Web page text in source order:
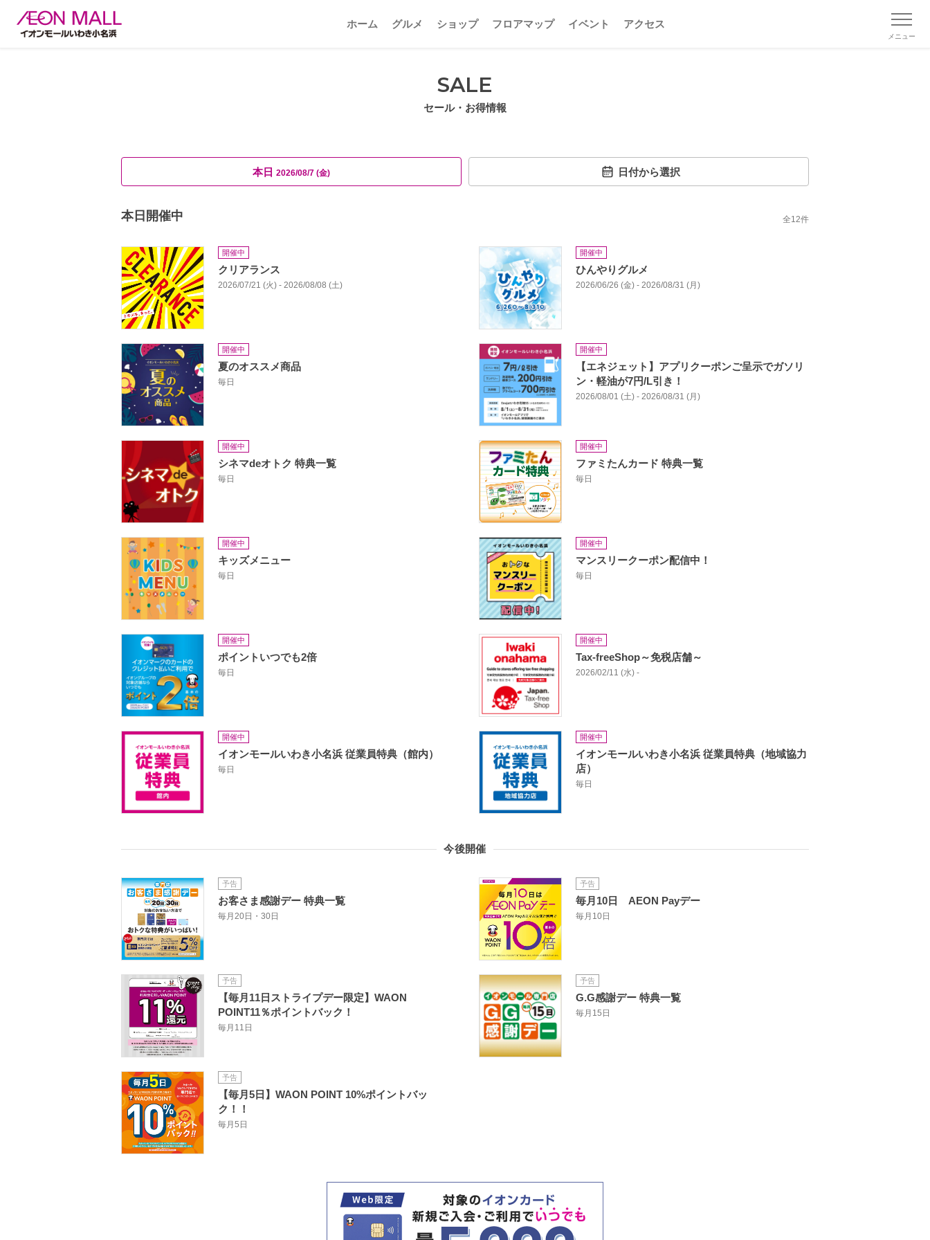
ホーム グルメ ショップ フロアマップ イベント アクセス
メニュー
SALE
セール・お得情報
本日 2026/08/7 (金) 日付から選択
本日開催中 全12件
開催中
クリアランス
2026/07/21 (火) - 2026/08/08 (土)
開催中
ひんやりグルメ
2026/06/26 (金) - 2026/08/31 (月)
開催中
夏のオススメ商品
毎日
開催中
【エネジェット】アプリクーポンご呈示でガソリ
ン・軽油が7円/L引き！
2026/08/01 (土) - 2026/08/31 (月)
開催中
シネマdeオトク 特典一覧
毎日
開催中
ファミたんカード 特典一覧
毎日
開催中
キッズメニュー
毎日
開催中
マンスリークーポン配信中！
毎日
開催中
ポイントいつでも2倍
毎日
開催中
Tax-freeShop～免税店舗～
2026/02/11 (水) -
開催中
イオンモールいわき小名浜 従業員特典（館内）
毎日
開催中
イオンモールいわき小名浜 従業員特典（地域協力
店）
毎日
今後開催
予告
お客さま感謝デー 特典一覧
毎月20日・30日
予告
毎月10日 AEON Payデー
毎月10日
予告
【毎月11日ストライプデー限定】WAON
POINT11％ポイントバック！
毎月11日
予告
G.G感謝デー 特典一覧
毎月15日
予告
【毎月5日】WAON POINT 10%ポイントバッ
ク！！
毎月5日